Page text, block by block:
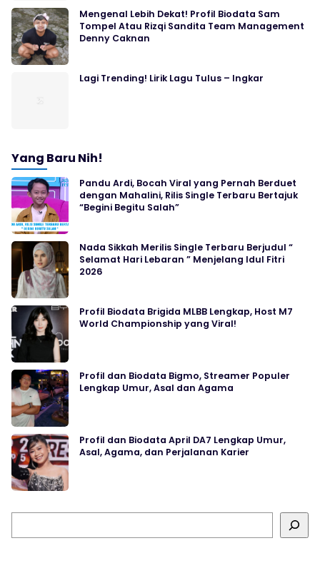
Mengenal Lebih Dekat! Profil Biodata Sam
Tompel Atau Rizqi Sandita Team Management
Denny Caknan
Lagi Trending! Lirik Lagu Tulus – Ingkar
Yang Baru Nih!
Pandu Ardi, Bocah Viral yang Pernah Berduet
dengan Mahalini, Rilis Single Terbaru Bertajuk
“Begini Begitu Salah”
Nada Sikkah Merilis Single Terbaru Berjudul “
Selamat Hari Lebaran ” Menjelang Idul Fitri
2026
Profil Biodata Brigida MLBB Lengkap, Host M7
World Championship yang Viral!
Profil dan Biodata Bigmo, Streamer Populer
Lengkap Umur, Asal dan Agama
Profil dan Biodata April DA7 Lengkap Umur,
Asal, Agama, dan Perjalanan Karier